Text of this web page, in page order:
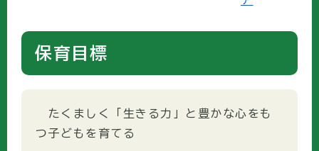
保育目標
たくましく「生きる力」と豊かな心をも
つ子どもを育てる